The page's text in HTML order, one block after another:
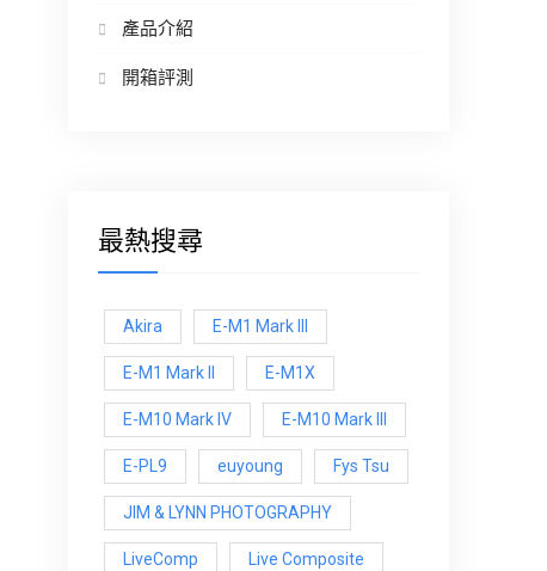
產品介紹
開箱評測
最熱搜尋
Akira E-M1 Mark III
E-M1 Mark ll E-M1X
E-M10 Mark IV E-M10 Mark lll
E-PL9 euyoung Fys Tsu
JIM & LYNN PHOTOGRAPHY
LiveComp Live Composite